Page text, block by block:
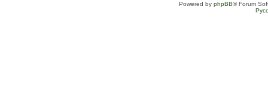
Powered by phpBB® Forum